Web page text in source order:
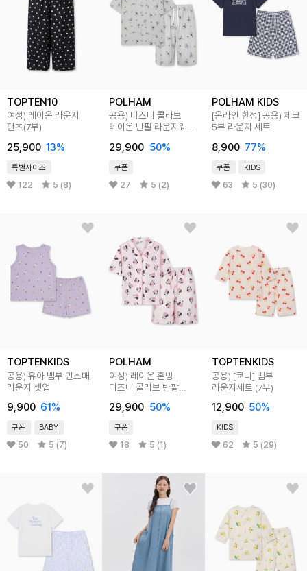
TOPTEN10
여성) 레이온 라운지
팬츠(7부)
25,900 13%
특별사이즈
122 5 (8)
POLHAM
공용) 디즈니 콜라보
레이온 반팔 라운지웨어
29,900 50%
쿠폰
27 5 (2)
POLHAM KIDS
[온라인 한정] 공용) 체크
5부 라운지 세트
8,900 77%
쿠폰 KIDS
63 5 (30)
TOPTENKIDS
공용) 유아 뱀부 민소매
라운지 셋업
9,900 61%
쿠폰 BABY
50 5 (7)
POLHAM
여성) 레이온 혼방
디즈니 콜라보 반팔
29,900 50%
쿠폰
18 5 (1)
TOPTENKIDS
공용) [쿄니] 뱀부
라운지세트 (7부)
12,900 50%
KIDS
62 5 (29)